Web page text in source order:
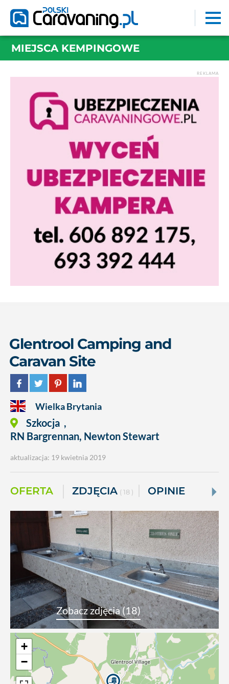
MIEJSCA KEMPINGOWE
REKLAMA
Glentrool Camping and
Caravan Site
Wielka Brytania
Szkocja ,
RN Bargrennan, Newton Stewart
aktualizacja: 19 kwietnia 2019
OFERTA ZDJĘCIA ( 18 ) OPINIE
Zobacz zdjęcia (18)
+
−